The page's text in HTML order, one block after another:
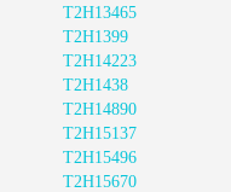
T2H13465
T2H1399
T2H14223
T2H1438
T2H14890
T2H15137
T2H15496
T2H15670